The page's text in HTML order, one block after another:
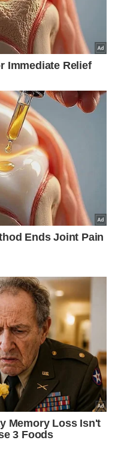
o Parque Nacional
tomba seu
diante de rios,
O grande trunfo
onde guias e
da
garimpo.
aos pés da Serra da
do Ciclo do
históricas
Trilha do Ouro
escravizados) e uma
pequenos